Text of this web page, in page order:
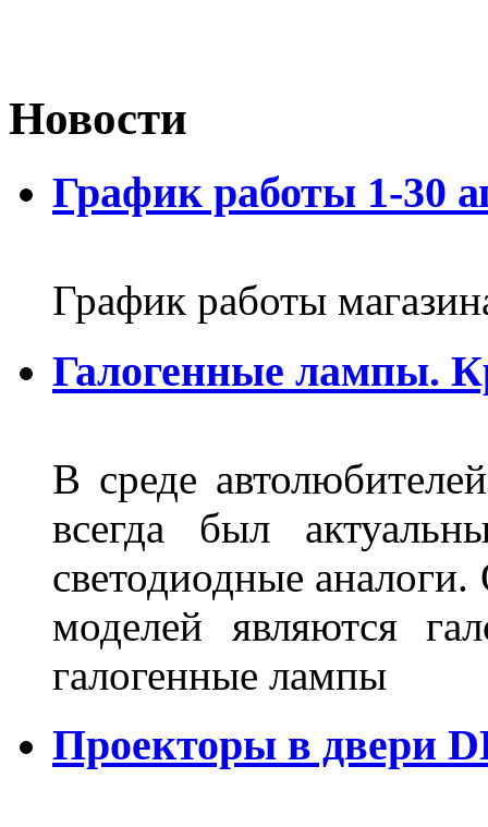
Новости
График работы 1-30
График работы
Галогенные лампы.
В среде
всегда был
светодиодные
моделей являются
галогенные лампы
Проекторы в двери